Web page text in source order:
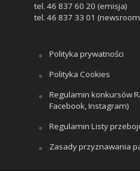
tel. 46 837 60 20 (emisja)
tel. 46 837 33 01
Polityka prywatności
Polityka Cookies
Regulamin konkursów
Facebook, Instagram)
Regulamin Listy
Zasady przyznawania